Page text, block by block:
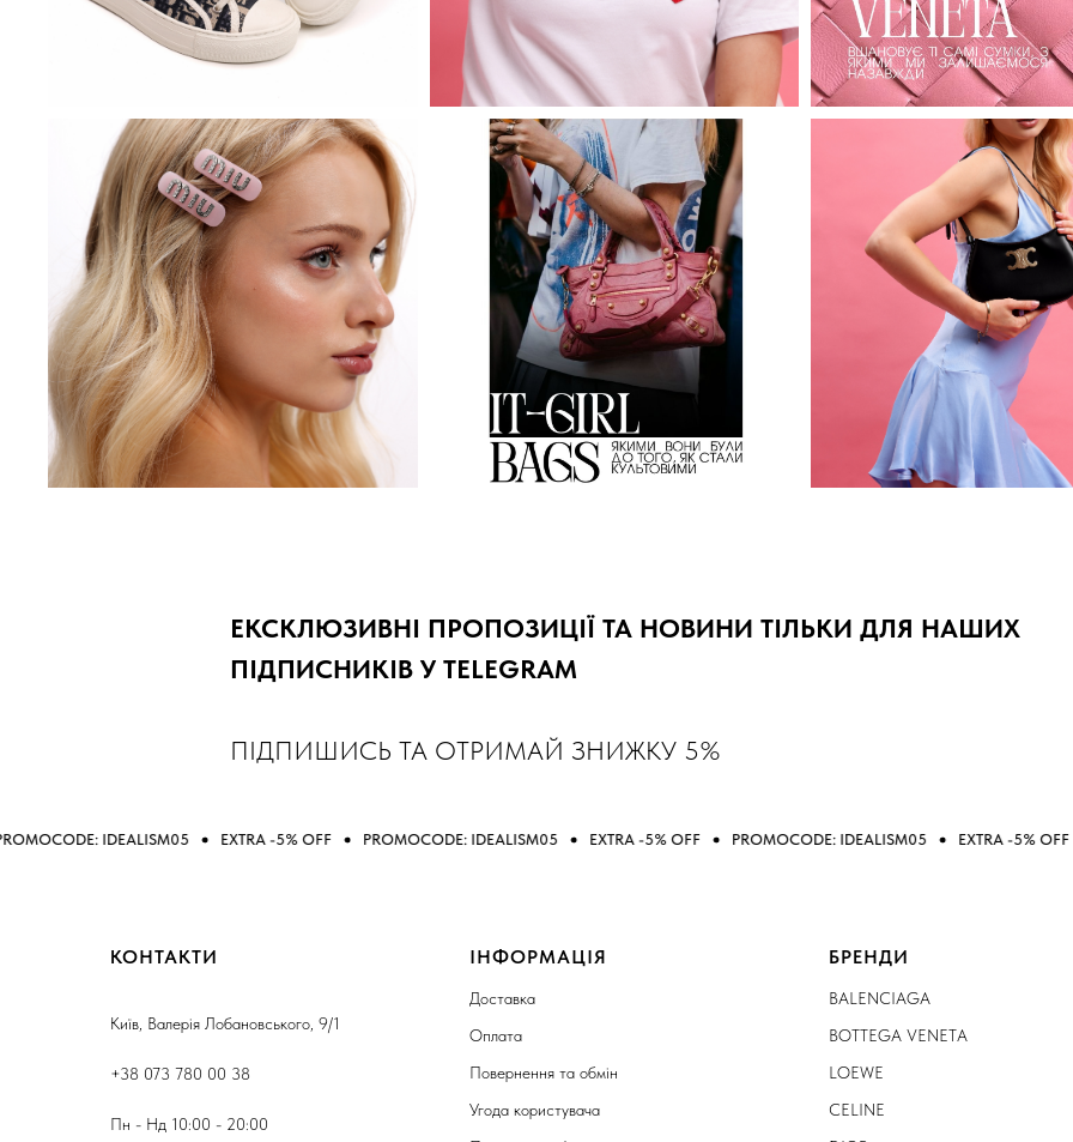
ЕКСКЛЮЗИВНІ ПРОПОЗИЦІЇ ТА НОВИНИ ТІЛЬКИ ДЛЯ НАШИХ
ПІДПИСНИКІВ У TELEGRAM
ПІДПИШИСЬ ТА ОТРИМАЙ ЗНИЖКУ 5%
EXTRA -5% OFF PROMOCODE: IDEALISM05 EXTRA -5% OFF PROMOCODE: IDEALISM05 EXTRA -5% OFF
КОНТАКТИ
Київ, Валерія Лобановського, 9/1
+38 073 780 00 38
Пн - Нд 10:00 - 20:00
ІНФОРМАЦІЯ
Доставка
Оплата
Повернення та обмін
Угода користувача
БРЕНДИ
BALENCIAGA
BOTTEGA VENETA
LOEWE
CELINE